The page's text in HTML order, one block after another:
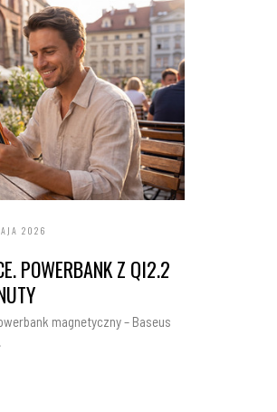
2026
POWERBANK Z QI2.2
magnetyczny – Baseus